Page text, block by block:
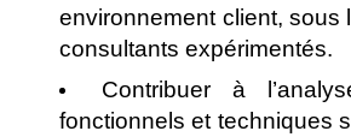
environnement client, sous
consultants expérimentés.
Contribuer à
fonctionnels et techniques